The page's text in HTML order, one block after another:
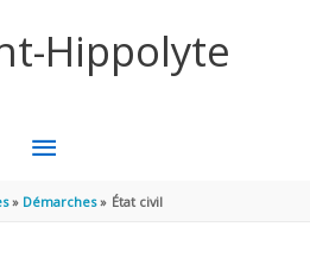
Hippolyte
MENU
PRINCIPAL
Démarches État civil